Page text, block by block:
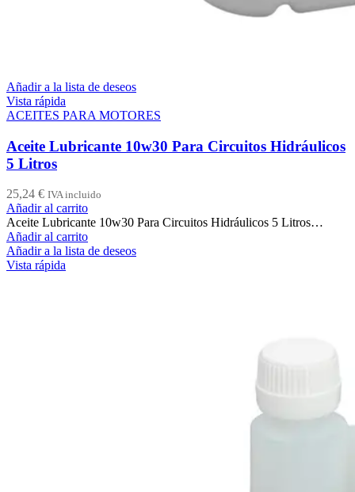
Añadir a la lista de deseos
Vista rápida
ACEITES PARA MOTORES
Aceite Lubricante 10w30 Para Circuitos Hidráulicos
5 Litros
25,24 € IVA incluido
Añadir al carrito
Aceite Lubricante 10w30 Para Circuitos Hidráulicos 5 Litros…
Añadir al carrito
Añadir a la lista de deseos
Vista rápida